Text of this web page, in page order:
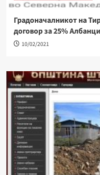
Градоначалникот на
договор за 25%
10/02/2021